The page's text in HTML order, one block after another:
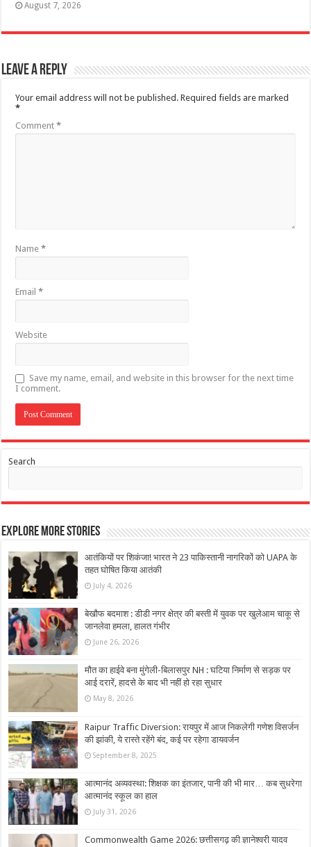
August 7, 2026
Leave a Reply
Your email address will not be published. Required fields are marked
*
Comment*
Name*
Email*
Website
Save my name, email, and website in this browser for the next time
I comment.
Search
Explore More Stories
आतंकियों पर शिकंजा! भारत ने 23 पाकिस्तानी नागरिकों को UAPA के
तहत घोषित किया आतंकी
July 4, 2026
बेखौफ बदमाश : डीडी नगर क्षेत्र की बस्ती में युवक पर खुलेआम चाकू से
जानलेवा हमला, हालत गंभीर
June 26, 2026
मौत का हाईवे बना मुंगेली-बिलासपुर NH : घटिया निर्माण से सड़क पर
आई दरारें, हादसे के बाद भी नहीं हो रहा सुधार
May 8, 2026
Raipur Traffic Diversion: रायपुर में आज निकलेगी गणेश विसर्जन
की झांकी, ये रास्ते रहेंगे बंद, कई पर रहेगा डायवर्जन
September 8, 2025
आत्मानंद अव्यवस्था: शिक्षक का इंतजार, पानी की भी मार… कब सुधरेगा
आत्मानंद स्कूल का हाल
July 31, 2026
Commonwealth Game 2026: छत्तीसगढ़ की ज्ञानेश्वरी यादव